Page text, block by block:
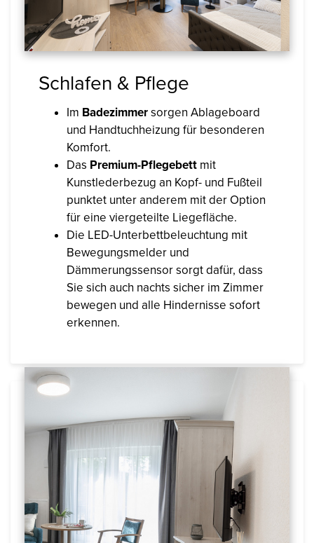
Schlafen & Pflege
Im Badezimmersorgen Ablageboard
und Handtuchheizung für besonderen
Komfort.
Das Premium-Pflegebett mit
Kunstlederbezug an Kopf- und Fußteil
punktet unter anderem mit der Option
für eine viergeteilte Liegefläche.
Die LED-Unterbettbeleuchtung mit
Bewegungsmelder und
Dämmerungssensor sorgt dafür, dass
Sie sich auch nachts sicher im Zimmer
bewegen und alle Hindernisse sofort
erkennen.